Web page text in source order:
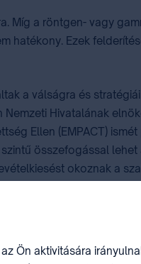
a röntgen- vagy
hatékony. Ezek
a válságra és
Hivatalának
Ellen (EMPACT)
összefogással
okoznak a
jelentős része (79
gazdaságokból
Bár Bulgária,
Ön aktivitására